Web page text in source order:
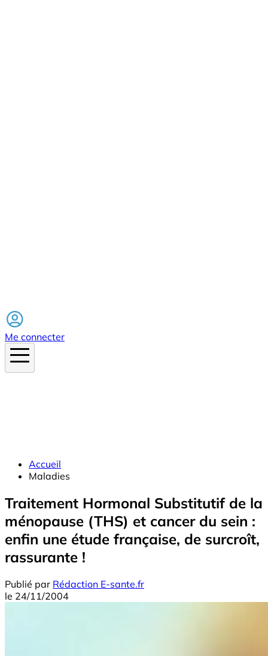
Me connecter
Accueil
Maladies
Traitement Hormonal Substitutif de la
ménopause (THS) et cancer du sein :
enfin une étude française, de surcroît,
rassurante !
Publié par Rédaction E-sante.fr
le 24/11/2004